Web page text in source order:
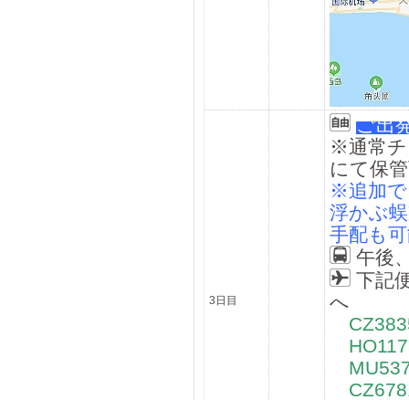
3日目
ご出
※通常チ
にて保
※追加で
浮かぶ
手配も
午後
下記
へ